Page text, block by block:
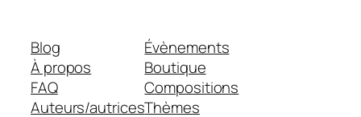
Blog
À propos
FAQ
Auteurs/autrices
Évènements
Boutique
Compositions
Thèmes